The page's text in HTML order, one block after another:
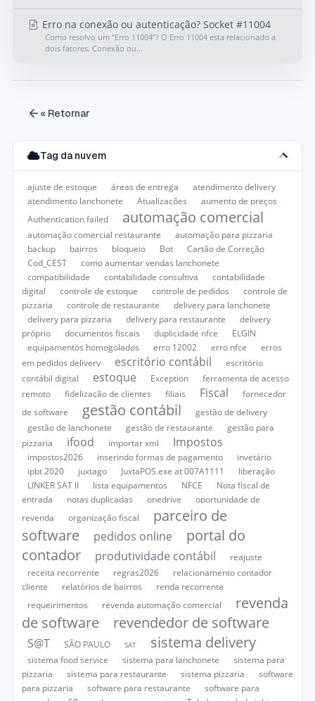
Erro na conexão ou autenticação? Socket #11004
Como resolvo um “Erro 11004”? O Erro 11004 esta relacionado a
dois fatores. Conexão ou...
« Retornar
Tag da nuvem
ajuste de estoque áreas de entrega
atendimento delivery
atendimento lanchonete
Atualizações
aumento de preços
Authentication failed
automação comercial
automação comercial restaurante
automação para pizzaria
backup
bairros bloqueio Bot
Cartão de Correção
Cod_CEST
como aumentar vendas lanchonete
compatibilidade
contabilidade consultiva
contabilidade
digital
controle de estoque controle de pedidos
controle de
pizzaria
controle de restaurante
delivery para lanchonete
delivery para pizzaria
delivery para restaurante
delivery
próprio
documentos fiscais duplicidade nfce
ELGIN
equipamentos homogolados
erro 12002 erro nfce
erros
em pedidos delivery
escritório contábil
escritório
contábil digital
estoque Exception
ferramenta de acesso
remoto
fidelização de clientes filiais Fiscal
fornecedor
de software
gestão contábil
gestão de delivery
gestão de lanchonete
gestão de restaurante
gestão para
pizzaria
ifood importar xml Impostos
impostos2026 inserindo formas de pagamento
invetário
ipbt 2020
juxtago JuxtaPOS.exe at 007A1111
liberação
LINKER SAT II
lista equipamentos NFCE
Nota fiscal de
entrada
notas duplicadas onedrive
oportunidade de
revenda
organização fiscal
parceiro de
software
pedidos online
portal do
contador
produtividade contábil
reajuste
receita recorrente
regras2026
relacionamento contador
cliente
relatórios de bairros
renda recorrente
requeirimentos
revenda automação comercial
revenda
de software
revendedor de software
S@T SÃO PAULO SAT sistema delivery
sistema food service sistema para lanchonete
sistema para
pizzaria
sistema para restaurante sistema pizzaria
software
para pizzaria
software para restaurante
software para